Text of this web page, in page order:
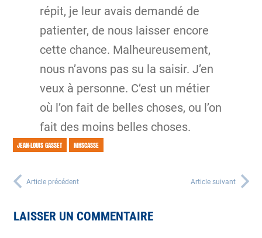
répit, je leur avais demandé de
patienter, de nous laisser encore
cette chance. Malheureusement,
nous n’avons pas su la saisir. J’en
veux à personne. C’est un métier
où l’on fait de belles choses, ou l’on
fait des moins belles choses.
JEAN-LOUIS GASSET MHSCASSE
Article précédent Article suivant
LAISSER UN COMMENTAIRE